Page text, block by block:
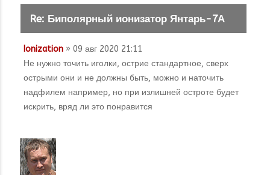
Re: Биполярный ионизатор Янтарь-7А
Ionization » 09 авг 2020 21:11
Не нужно точить иголки, острие стандартное, сверх
острыми они и не должны быть, можно и наточить
надфилем например, но при излишней остроте будет
искрить, вряд ли это понравится